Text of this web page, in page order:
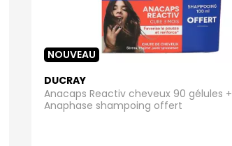
NOUVEAU
DUCRAY
Anacaps Reactiv cheveux 90 gélules +
Anaphase shampoing offert